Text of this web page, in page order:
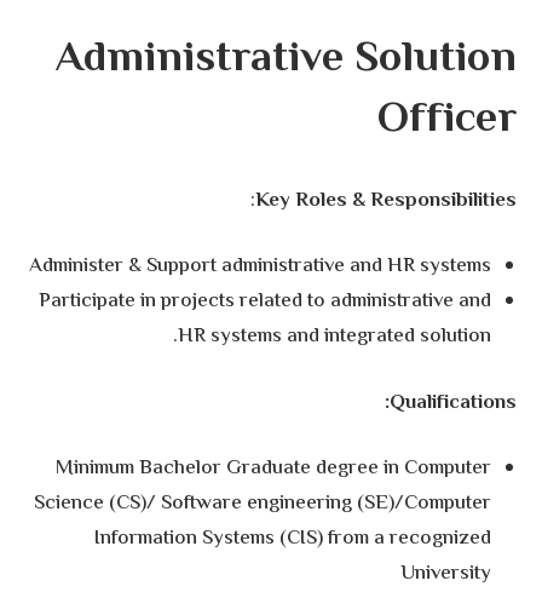
Administrative Solution
Officer
Key Roles & Responsibilities
:
Administer & Support administrative and HR systems
Participate in projects related to administrative and
HR systems and integrated solution.
Qualifications:
Minimum Bachelor Graduate degree in Computer
Science (CS)/ Software engineering (SE)/Computer
Information Systems (CIS) from a recognized
University